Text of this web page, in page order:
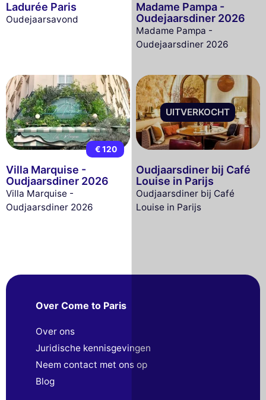
Ladurée Paris
Oudejaarsavond
Madame Pampa -
Oudejaarsdiner 2026
Madame Pampa -
Oudejaarsdiner 2026
€ 120
Villa Marquise -
Oudjaarsdiner 2026
Villa Marquise -
Oudjaarsdiner 2026
UITVERKOCHT
Oudjaarsdiner bij Café
Louise in Parijs
Oudjaarsdiner bij Café
Louise in Parijs
Over Come to Paris
Over ons
Juridische kennisgevingen
Neem contact met ons op
Blog